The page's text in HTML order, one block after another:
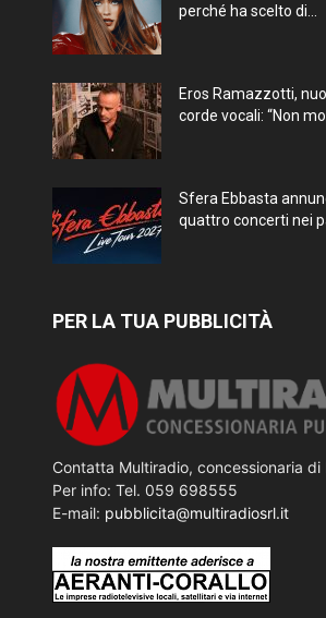
perché ha scelto di...
Eros Ramazzotti,
corde vocali: “Non
Sfera Ebbasta
quattro concerti nei
PER LA TUA PUBBLICITÀ
Contatta Multiradio, concessionaria di
Per info: Tel. 059 698555
E-mail: pubblicita@multiradiosrl.it